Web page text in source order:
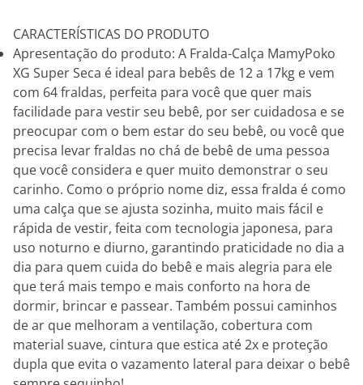
CARACTERÍSTICAS DO PRODUTO
Apresentação do produto: A Fralda-Calça MamyPoko
XG Super Seca é ideal para bebês de 12 a 17kg e vem
com 64 fraldas, perfeita para você que quer mais
facilidade para vestir seu bebê, por ser cuidadosa e se
preocupar com o bem estar do seu bebê, ou você que
precisa levar fraldas no chá de bebê de uma pessoa
que você considera e quer muito demonstrar o seu
carinho. Como o próprio nome diz, essa fralda é como
uma calça que se ajusta sozinha, muito mais fácil e
rápida de vestir, feita com tecnologia japonesa, para
uso noturno e diurno, garantindo praticidade no dia a
dia para quem cuida do bebê e mais alegria para ele
que terá mais tempo e mais conforto na hora de
dormir, brincar e passear. Também possui caminhos
de ar que melhoram a ventilação, cobertura com
material suave, cintura que estica até 2x e proteção
dupla que evita o vazamento lateral para deixar o bebê